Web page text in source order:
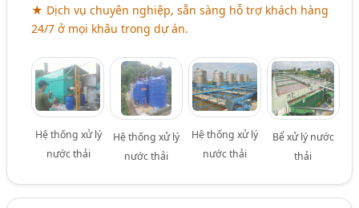
★ Dịch vụ chuyên nghiệp, sẵn sàng hỗ trợ khách hàng
24/7 ở mọi khâu trong dự án.
Hệ thống xử lý
nước thải
Hệ thống xử lý
nước thải
Hệ thống xử lý
nước thải
Bể xử lý nước
thải